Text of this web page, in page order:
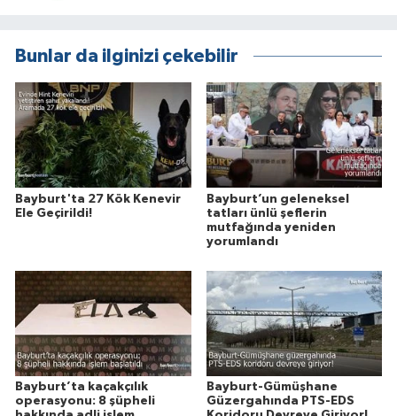
Bunlar da ilginizi çekebilir
Bayburt'ta 27 Kök Kenevir
Ele Geçirildi!
Bayburt’un geleneksel
tatları ünlü şeflerin
mutfağında yeniden
yorumlandı
Bayburt’ta kaçakçılık
operasyonu: 8 şüpheli
Bayburt-Gümüşhane
Güzergahında PTS-EDS